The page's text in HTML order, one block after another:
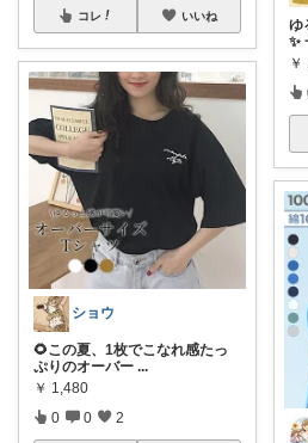
コレ いいね
ショウ
🌻この夏、1枚でこなれ感たっ
ぷりのオーバー ...
￥ 1,480
0 0 2
ゆ
✨
￥